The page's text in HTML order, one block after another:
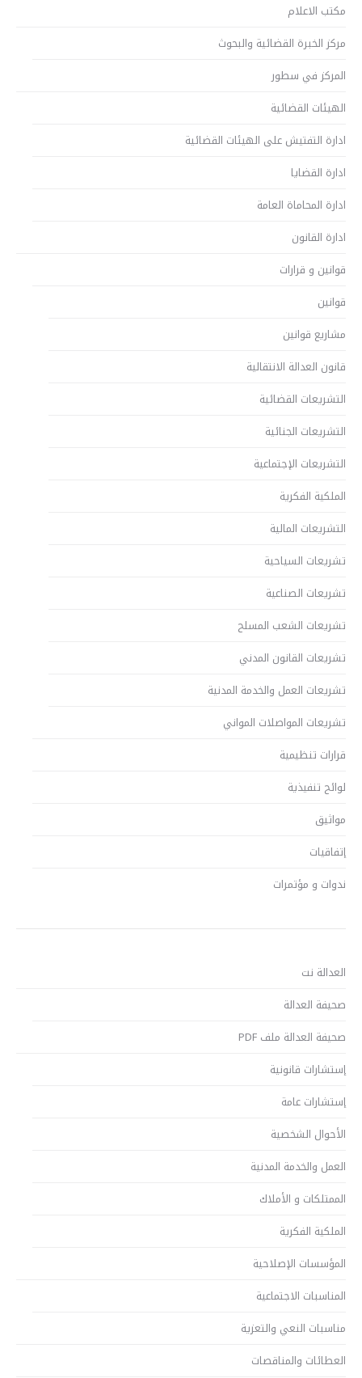
مكتب الاعلام
مركز الخبرة القضائية والبحوث
المركز في سطور
الهيئات القضائية
ادارة التفتيش على الهيئات القضائية
ادارة القضايا
ادارة المحاماة العامة
ادارة القانون
قوانين و قرارات
قوانين
مشاريع قوانين
قانون العدالة الانتقالية
التشريعات القضائية
التشريعات الجنائية
التشريعات الإجتماعية
الملكية الفكرية
التشريعات المالية
تشريعات السياحية
تشريعات الصناعية
تشريعات الشعب المسلح
تشريعات القانون المدني
تشريعات العمل والخدمة المدنية
تشريعات المواصلات المواني
قرارات تنظيمية
لوائح تنفيذية
مواثيق
إتفاقيات
ندوات و مؤتمرات
العدالة نت
صحيفة العدالة
صحيفة العدالة ملف PDF
إستشارات قانونية
إستشارات عامة
الأحوال الشخصية
العمل والخدمة المدنية
الممتلكات و الأملاك
الملكية الفكرية
المؤسسات الإصلاحية
المناسبات الاجتماعية
مناسبات النعي والتعزية
العطائات والمناقصات